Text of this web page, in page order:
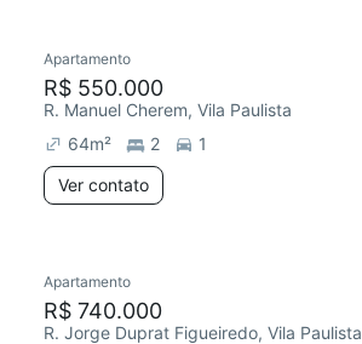
Apartamento
R$ 550.000
R. Manuel Cherem, Vila Paulista
64m² 2
1
Ver contato
Apartamento
R$ 740.000
R. Jorge Duprat Figueiredo, Vila Paulista